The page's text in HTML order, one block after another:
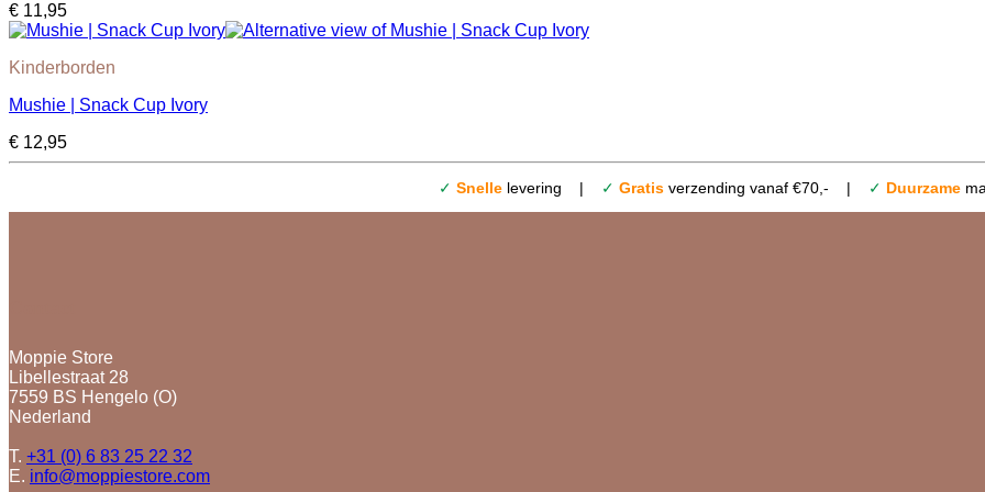
€ 11,95
Kinderborden
Mushie | Snack Cup Ivory
€ 12,95
✓ Snelle levering | ✓ Gratis verzending vanaf €70,- | ✓ Duurzame
Moppie Store
Libellestraat 28
7559 BS Hengelo (O)
Nederland
T. +31 (0) 6 83 25 22 32
E. info@moppiestore.com